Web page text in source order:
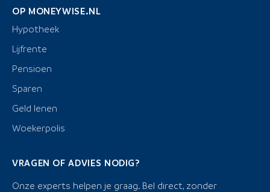
OP MONEYWISE.NL
Hypotheek
Lijfrente
Pensioen
Sparen
Geld lenen
Woekerpolis
VRAGEN OF ADVIES NODIG?
Onze experts helpen je graag. Bel direct, zonder